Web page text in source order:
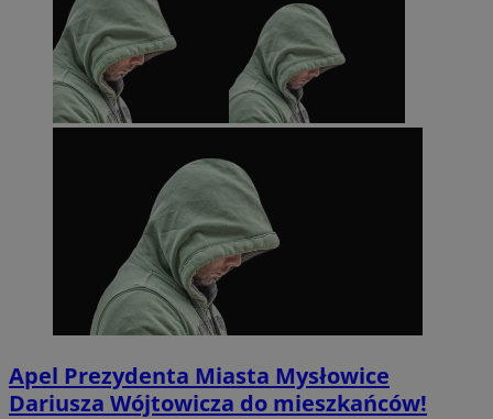
Apel Prezydenta Miasta Mysłowice
Dariusza Wójtowicza do mieszkańców!